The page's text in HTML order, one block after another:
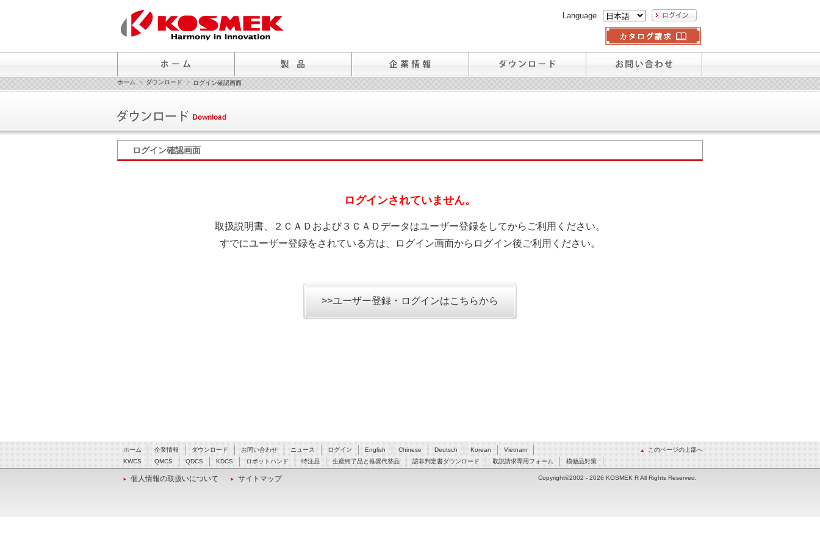
Language
ホーム ダウンロード ログイン確認画面
ログイン確認画面
ログインされていません。
取扱説明書、２ＣＡＤおよび３ＣＡＤデータはユーザー登録をしてからご利用ください。
すでにユーザー登録をされている方は、ログイン画面からログイン後ご利用ください。
>>ユーザー登録・ログインはこちらから
このページの上部へ
ホーム 企業情報 ダウンロード お問い合わせ ニュース ログイン English Chinese Deutsch Korean
Vietnam
KWCS
QMCS QDCS KDCS ロボットハンド 特注品 生産終了品と推奨代替品 該非判定書ダウンロード 取説請求専用フォーム 模倣品対策
個人情報の取扱いについて サイトマップ Copyright©2002 - 2026 KOSMEK R All Rights Reserved.